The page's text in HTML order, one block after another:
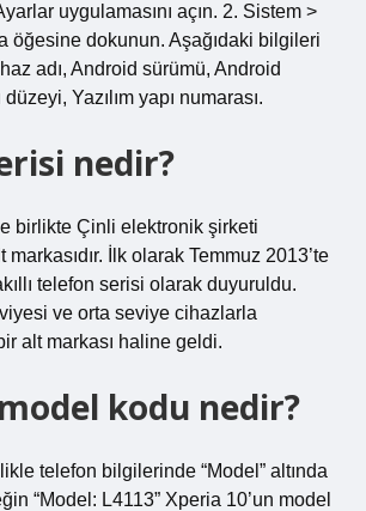
uygulamasını açın. 2. Sistem >
öğesine dokunun. Aşağıdaki bilgileri
adı, Android sürümü, Android
Yazılım yapı numarası.
nedir?
birlikte Çinli elektronik şirketi
markasıdır. İlk olarak Temmuz 2013’te
telefon serisi olarak duyuruldu.
ve orta seviye cihazlarla
alt markası haline geldi.
kodu nedir?
telefon bilgilerinde “Model” altında
“Model: L4113” Xperia 10’un model